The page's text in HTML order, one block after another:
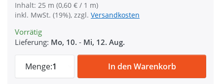
Inhalt: 25 m (0,60 € / 1 m)
inkl. MwSt. (19%), zzgl. Versandkosten
Vorrätig
Lieferung: Mo, 10. - Mi, 12. Aug.
Menge:1
50mm breites Gummiband aus Polyester
In den Warenkorb